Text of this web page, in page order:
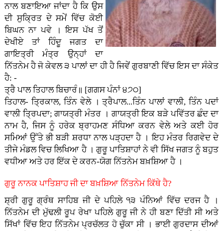
ਨਾਲ ਬਣਾਇਆ ਜਾਂਦਾ ਹੈ ਕਿ ਉਸ
ਦੀ ਸੁਕ੍ਰਿਤ ਦੇ ਸਮੇਂ ਵਿੱਚ ਕੋਈ
ਬਿਘਨ ਨਾ ਪਵੇ । ਇਸ ਪੱਖ ਤੋਂ
ਦੇਖੀਏ ਤਾਂ ਹਿੰਦੂ ਜਗਤ ਦਾ
ਗਾਇਤ੍ਰੀ ਮੰਤ੍ਰ ਉਨ੍ਹਾਂ ਦਾ
ਨਿੱਤਨੇਮ ਹੈ ਜੋ ਕੇਵਲ ੩ ਪਾਲਾਂ ਦਾ ਹੀ ਹੈ ਜਿਵੇਂ ਗੁਰਬਾਣੀ ਵਿੱਚ ਇਸ ਦਾ ਸੰਕੇਤ
ਹੈ: -
ਤ੍ਰੈ ਪਾਲ ਤਿਹਾਲ ਬਿਚਾਰੰ॥ [ਗਗਸ ਪੰਨਾਂ ੪੭੦]
ਤਿਹਾਲ- ਤ੍ਰਿਕਾਲ, ਤਿੰਨ ਵੇਲੇ । ਤ੍ਰੈਪਾਲ...ਤਿੰਨ ਪਾਲਾਂ ਵਾਲੀ, ਤਿੰਨ ਪਦਾਂ
ਵਾਲੀ ਤ੍ਰਿਪਦਾ; ਗਾਯਤ੍ਰੀ ਮੰਤਰ । ਗਾਯਤ੍ਰੀ ਇਕ ਬੜੇ ਪਵਿੱਤਰ ਛੰਦ ਦਾ
ਨਾਮ ਹੈ, ਜਿਸ ਨੂੰ ਹਰੇਕ ਬ੍ਰਾਹਮਣ ਸੰਧਿਆ ਕਰਨ ਵੇਲੇ ਅਤੇ ਕਈ ਹੋਰ
ਸਮਿਆਂ ਉੱਤੇ ਭੀ ਬੜੀ ਸ਼ਰਧਾ ਨਾਲ ਪੜ੍ਹਦਾ ਹੈ । ਇਹ ਮੰਤਰ ਰਿਗਵੇਦ ਦੇ
ਤੀਜੇ ਮੰਡਲ ਵਿਚ ਲਿਖਿਆ ਹੈ । ਗੁਰੂ ਪਾਤਿਸ਼ਾਹਾਂ ਨੇ ਵੀ ਸਿੱਖ ਜਗਤ ਨੂੰ ਬਹੁਤ
ਵਧੀਆ ਅਤੇ ਹਰ ਇੱਕ ਦੇ ਕਰਨ-ਯੋਗ ਨਿੱਤਨੇਮ ਬਖ਼ਸ਼ਿਆ ਹੈ ।
ਗੁਰੂ ਨਾਨਕ ਪਾਤਿਸ਼ਾਹ ਜੀ ਦਾ ਬਖ਼ਸ਼ਿਆ ਨਿੱਤਨੇਮ ਕਿੱਥੇ ਹੈ?
ਸ਼੍ਰੀ ਗੁਰੂ ਗ੍ਰੰਥ ਸਾਹਿਬ ਜੀ ਦੇ ਪਹਿਲੇ ੧੩ ਪੰਨਿਆਂ ਵਿੱਚ ਦਰਜ ਹੈ ।
ਨਿੱਤਨੇਮ ਦੀ ਮੁੱਢਲੀ ਰੂਪ ਰੇਖਾ ਪਹਿਲੇ ਗੁਰੂ ਜੀ ਨੇ ਹੀ ਬਣਾ ਦਿੱਤੀ ਸੀ ਅਤੇ
ਸਿੱਖਾਂ ਵਿੱਚ ਇਹ ਨਿੱਤਨੇਮ ਪ੍ਰਚੱਲਤ ਹੋ ਚੁੱਕਾ ਸੀ । ਭਾਈ ਗੁਰਦਾਸ ਦੀਆਂ